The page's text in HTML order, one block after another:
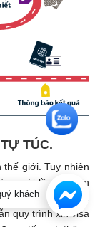
TÚC.
giới. Tuy nhiên
người lần đầu xin
thời gian đi lại
quy trình xin visa
khách